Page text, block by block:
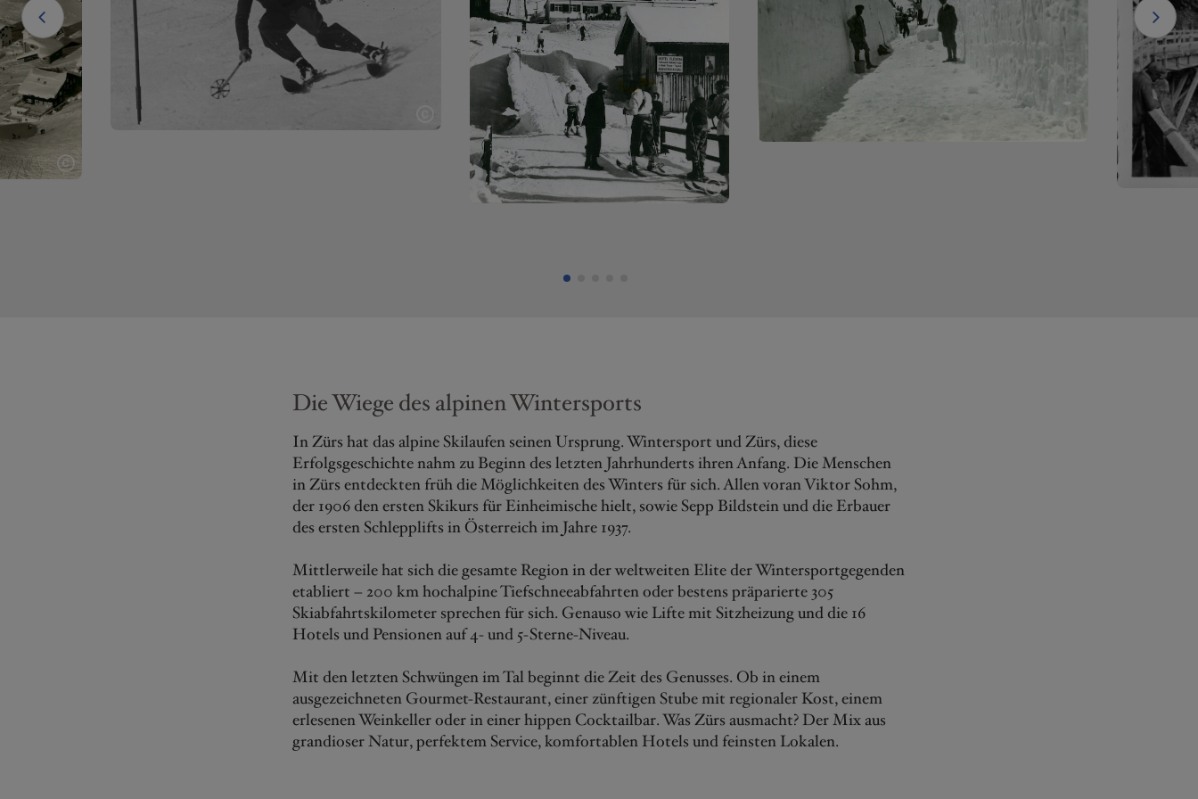
Die Wiege des alpinen Wintersports
In Zürs hat das alpine Skilaufen seinen Ursprung. Wintersport und Zürs, diese
Erfolgsgeschichte nahm zu Beginn des letzten Jahrhunderts ihren Anfang. Die Menschen
in Zürs entdeckten früh die Möglichkeiten des Winters für sich. Allen voran Viktor Sohm,
der 1906 den ersten Skikurs für Einheimische hielt, sowie Sepp Bildstein und die Erbauer
des ersten Schlepplifts in Österreich im Jahre 1937.
Mittlerweile hat sich die gesamte Region in der weltweiten Elite der Wintersportgegenden
etabliert – 200 km hochalpine Tiefschneeabfahrten oder bestens präparierte 305
Skiabfahrtskilometer sprechen für sich. Genauso wie Lifte mit Sitzheizung und die 16
Hotels und Pensionen auf 4- und 5-Sterne-Niveau.
Mit den letzten Schwüngen im Tal beginnt die Zeit des Genusses. Ob in einem
ausgezeichneten Gourmet-Restaurant, einer zünftigen Stube mit regionaler Kost, einem
erlesenen Weinkeller oder in einer hippen Cocktailbar. Was Zürs ausmacht? Der Mix aus
grandioser Natur, perfektem Service, komfortablen Hotels und feinsten Lokalen.